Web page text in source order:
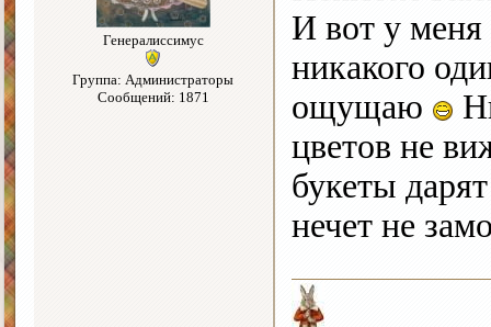
Генералиссимус
Группа: Администраторы
Сообщений: 1871
И вот у меня
никакого
ощущаю
цветов не
букеты
нечет не